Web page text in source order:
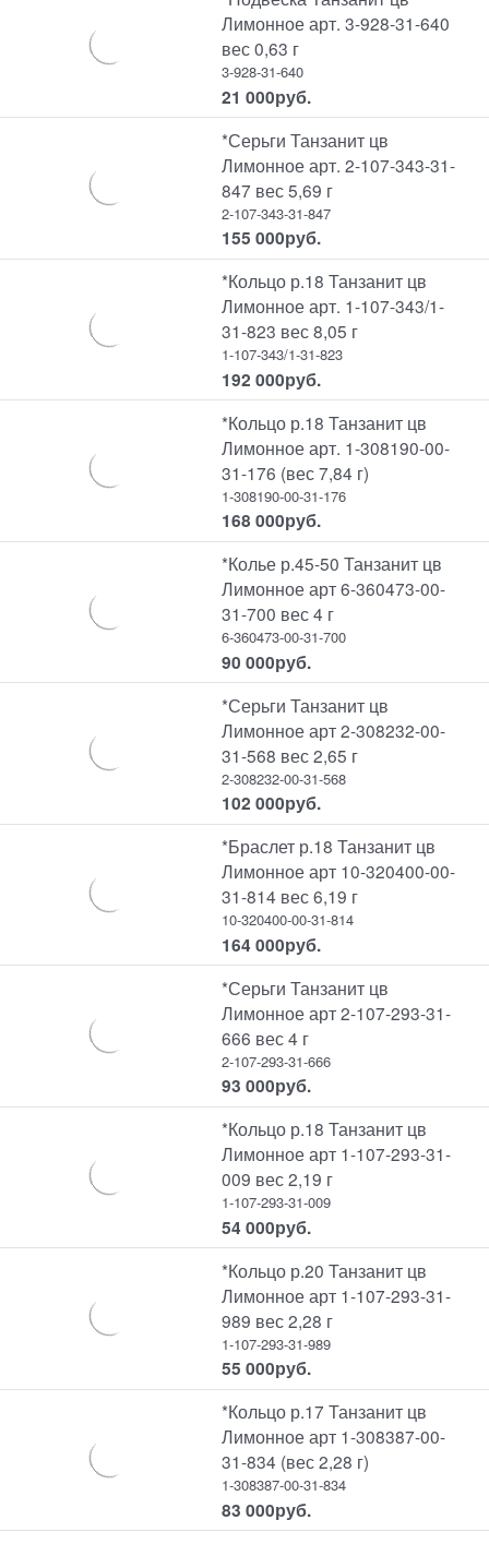
Лимонное арт. 3-928-31-640
вес 0,63 г
3-928-31-640
21 000руб.
*Серьги Танзанит цв
Лимонное арт. 2-107-343-31-
847 вес 5,69 г
2-107-343-31-847
155 000руб.
*Кольцо р.18 Танзанит цв
Лимонное арт. 1-107-343/1-
31-823 вес 8,05 г
1-107-343/1-31-823
192 000руб.
*Кольцо р.18 Танзанит цв
Лимонное арт. 1-308190-00-
31-176 (вес 7,84 г)
1-308190-00-31-176
168 000руб.
*Колье р.45-50 Танзанит цв
Лимонное арт 6-360473-00-
31-700 вес 4 г
6-360473-00-31-700
90 000руб.
*Серьги Танзанит цв
Лимонное арт 2-308232-00-
31-568 вес 2,65 г
2-308232-00-31-568
102 000руб.
*Браслет р.18 Танзанит цв
Лимонное арт 10-320400-00-
31-814 вес 6,19 г
10-320400-00-31-814
164 000руб.
*Серьги Танзанит цв
Лимонное арт 2-107-293-31-
666 вес 4 г
2-107-293-31-666
93 000руб.
*Кольцо р.18 Танзанит цв
Лимонное арт 1-107-293-31-
009 вес 2,19 г
1-107-293-31-009
54 000руб.
*Кольцо р.20 Танзанит цв
Лимонное арт 1-107-293-31-
989 вес 2,28 г
1-107-293-31-989
55 000руб.
*Кольцо р.17 Танзанит цв
Лимонное арт 1-308387-00-
31-834 (вес 2,28 г)
1-308387-00-31-834
83 000руб.